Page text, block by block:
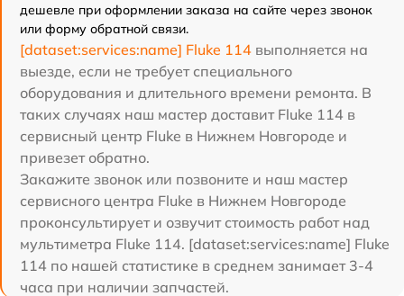
дешевле при оформлении заказа на сайте через звонок
или форму обратной связи.
[dataset:services:name] Fluke 114 выполняется на
выезде, если не требует специального
оборудования и длительного времени ремонта. В
таких случаях наш мастер доставит Fluke 114 в
сервисный центр Fluke в Нижнем Новгороде и
привезет обратно.
Закажите звонок или позвоните и наш мастер
сервисного центра Fluke в Нижнем Новгороде
проконсультирует и озвучит стоимость работ над
мультиметра Fluke 114. [dataset:services:name] Fluke
114 по нашей статистике в среднем занимает 3-4
часа при наличии запчастей.